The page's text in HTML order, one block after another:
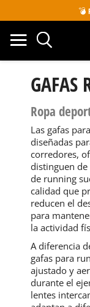
💣
GAFAS
Ropa
Las gafas para
diseñadas
corredores,
distinguen de
de running
calidad que
reducen el
para
la actividad
A diferencia
gafas para
ajustado y
durante el
lentes